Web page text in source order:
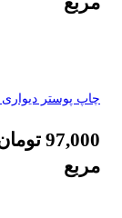
چاپ پوستر دیواری
97,000
مربع